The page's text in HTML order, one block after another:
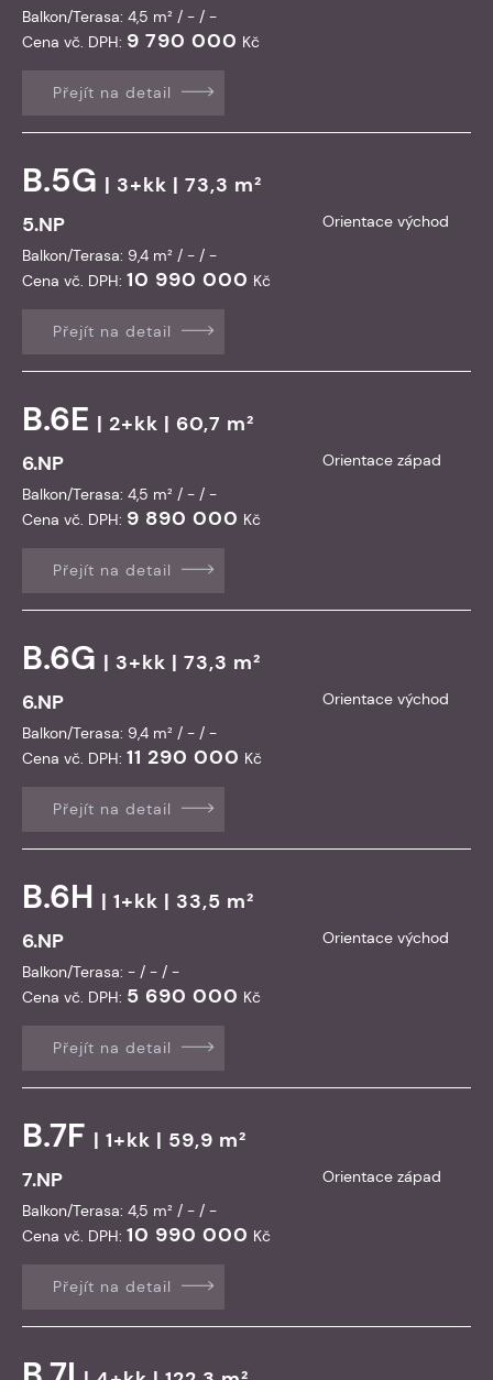
Balkon/Terasa: 4,5 m² / - / -
Cena vč. DPH: 9 790 000 Kč
Přejít na detail
B.5G | 3+kk | 73,3 m²
5.NP
Orientace východ
Balkon/Terasa: 9,4 m² / - / -
Cena vč. DPH: 10 990 000 Kč
Přejít na detail
B.6E | 2+kk | 60,7 m²
6.NP
Orientace západ
Balkon/Terasa: 4,5 m² / - / -
Cena vč. DPH: 9 890 000 Kč
Přejít na detail
B.6G | 3+kk | 73,3 m²
6.NP
Orientace východ
Balkon/Terasa: 9,4 m² / - / -
Cena vč. DPH: 11 290 000 Kč
Přejít na detail
B.6H | 1+kk | 33,5 m²
6.NP
Orientace východ
Balkon/Terasa: - / - / -
Cena vč. DPH: 5 690 000 Kč
Přejít na detail
B.7F | 1+kk | 59,9 m²
7.NP
Orientace západ
Balkon/Terasa: 4,5 m² / - / -
Cena vč. DPH: 10 990 000 Kč
Přejít na detail